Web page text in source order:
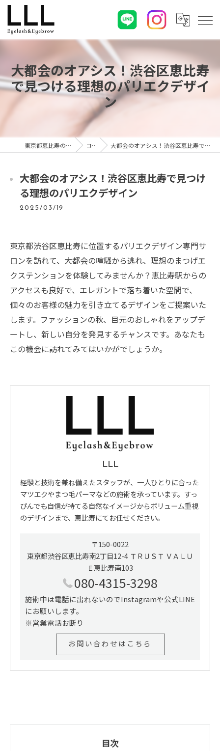
大都会のオアシス！渋谷区恵比寿
で見つける理想のパリエクデザイ
ン
東京都恵比寿のマツエクならLLL コラム 大都会のオアシス！渋谷区恵比寿で見つける理想のパリエクデザイン
大都会のオアシス！渋谷区恵比寿で見つけ
る理想のパリエクデザイン
2025/03/19
東京都渋谷区恵比寿に位置するパリエクデザイン専門サ
ロンを訪れて、大都会の喧騒から逃れ、理想のまつげエ
クステンションを体験してみませんか？恵比寿駅からの
アクセスも良好で、エレガントで落ち着いた空間で、
個々のお客様の魅力を引き立てるデザインをご提案いた
します。ファッションの秋、目元のおしゃれをアップデ
ートし、新しい自分を発見するチャンスです。あなたも
この機会に訪れてみてはいかがでしょうか。
LLL
経験と技術を兼ね備えたスタッフが、一人ひとりに合った
マツエクやまつ毛パーマなどの施術を承っています。すっ
ぴんでも自信が持てる自然なイメージからボリューム重視
のデザインまで、恵比寿にてお任せください。
〒150-0022
東京都渋谷区恵比寿南2丁目12-4 ＴＲＵＳＴ ＶＡＬＵ
Ｅ恵比寿南103
080-4315-3298
施術中は電話に出れないのでInstagramや公式LINE
にお願いします。
※営業電話お断り
お問い合わせはこちら
目次